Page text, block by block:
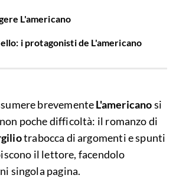
L'americano
i protagonisti de L'americano
brevementeL'americanosi
poche difficoltà: il romanzo di
trabocca di argomenti e spunti
il lettore, facendolo
singola pagina.